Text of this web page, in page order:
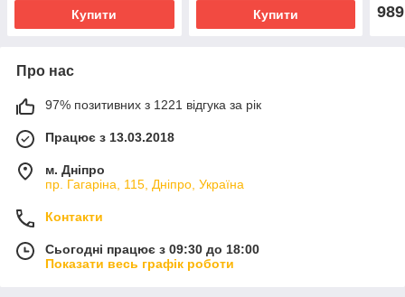
Купити Купити 989
Про нас
97% позитивних з 1221 відгука за рік
Працює з 13.03.2018
м. Дніпро
пр. Гагаріна, 115, Дніпро, Україна
Контакти
Сьогодні працює з 09:30 до 18:00
Показати весь графік роботи